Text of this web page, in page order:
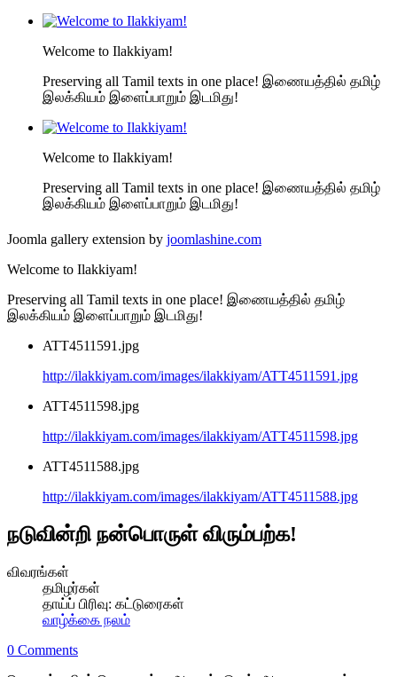
Welcome to Ilakkiyam!
Preserving all Tamil texts in one place! இணையத்தில் தமிழ்
இலக்கியம் இளைப்பாறும் இடமிது!
Welcome to Ilakkiyam!
Preserving all Tamil texts in one place! இணையத்தில் தமிழ்
இலக்கியம் இளைப்பாறும் இடமிது!
Joomla gallery extension by joomlashine.com
Welcome to Ilakkiyam!
Preserving all Tamil texts in one place! இணையத்தில் தமிழ்
இலக்கியம் இளைப்பாறும் இடமிது!
ATT4511591.jpg
http://ilakkiyam.com/images/ilakkiyam/ATT4511591.jpg
ATT4511598.jpg
http://ilakkiyam.com/images/ilakkiyam/ATT4511598.jpg
ATT4511588.jpg
http://ilakkiyam.com/images/ilakkiyam/ATT4511588.jpg
நடுவின்றி நன்பொருள் விரும்பற்க!
விவரங்கள்
தமிழர்கள்
தாய்ப் பிரிவு: கட்டுரைகள்
வாழ்க்கை நலம்
0 Comments